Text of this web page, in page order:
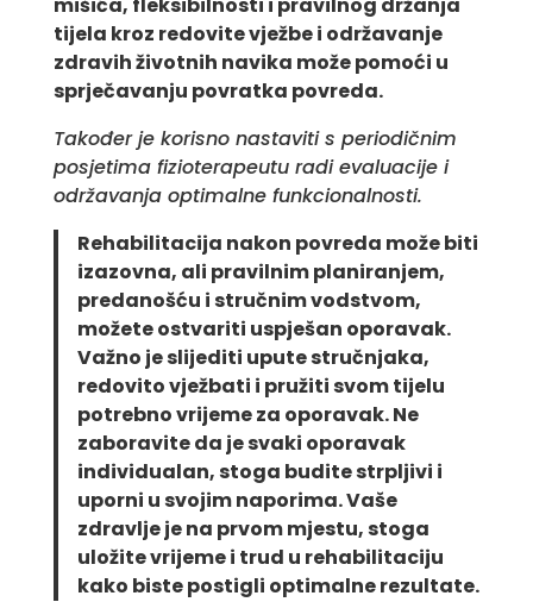
mišića, fleksibilnosti i pravilnog držanja
tijela kroz redovite vježbe i održavanje
zdravih životnih navika može pomoći u
sprječavanju povratka povreda.
Također je korisno nastaviti s periodičnim
posjetima fizioterapeutu radi evaluacije i
održavanja optimalne funkcionalnosti.
Rehabilitacija nakon povreda može biti
izazovna, ali pravilnim planiranjem,
predanošću i stručnim vodstvom,
možete ostvariti uspješan oporavak.
Važno je slijediti upute stručnjaka,
redovito vježbati i pružiti svom tijelu
potrebno vrijeme za oporavak. Ne
zaboravite da je svaki oporavak
individualan, stoga budite strpljivi i
uporni u svojim naporima. Vaše
zdravlje je na prvom mjestu, stoga
uložite vrijeme i trud u rehabilitaciju
kako biste postigli optimalne rezultate.